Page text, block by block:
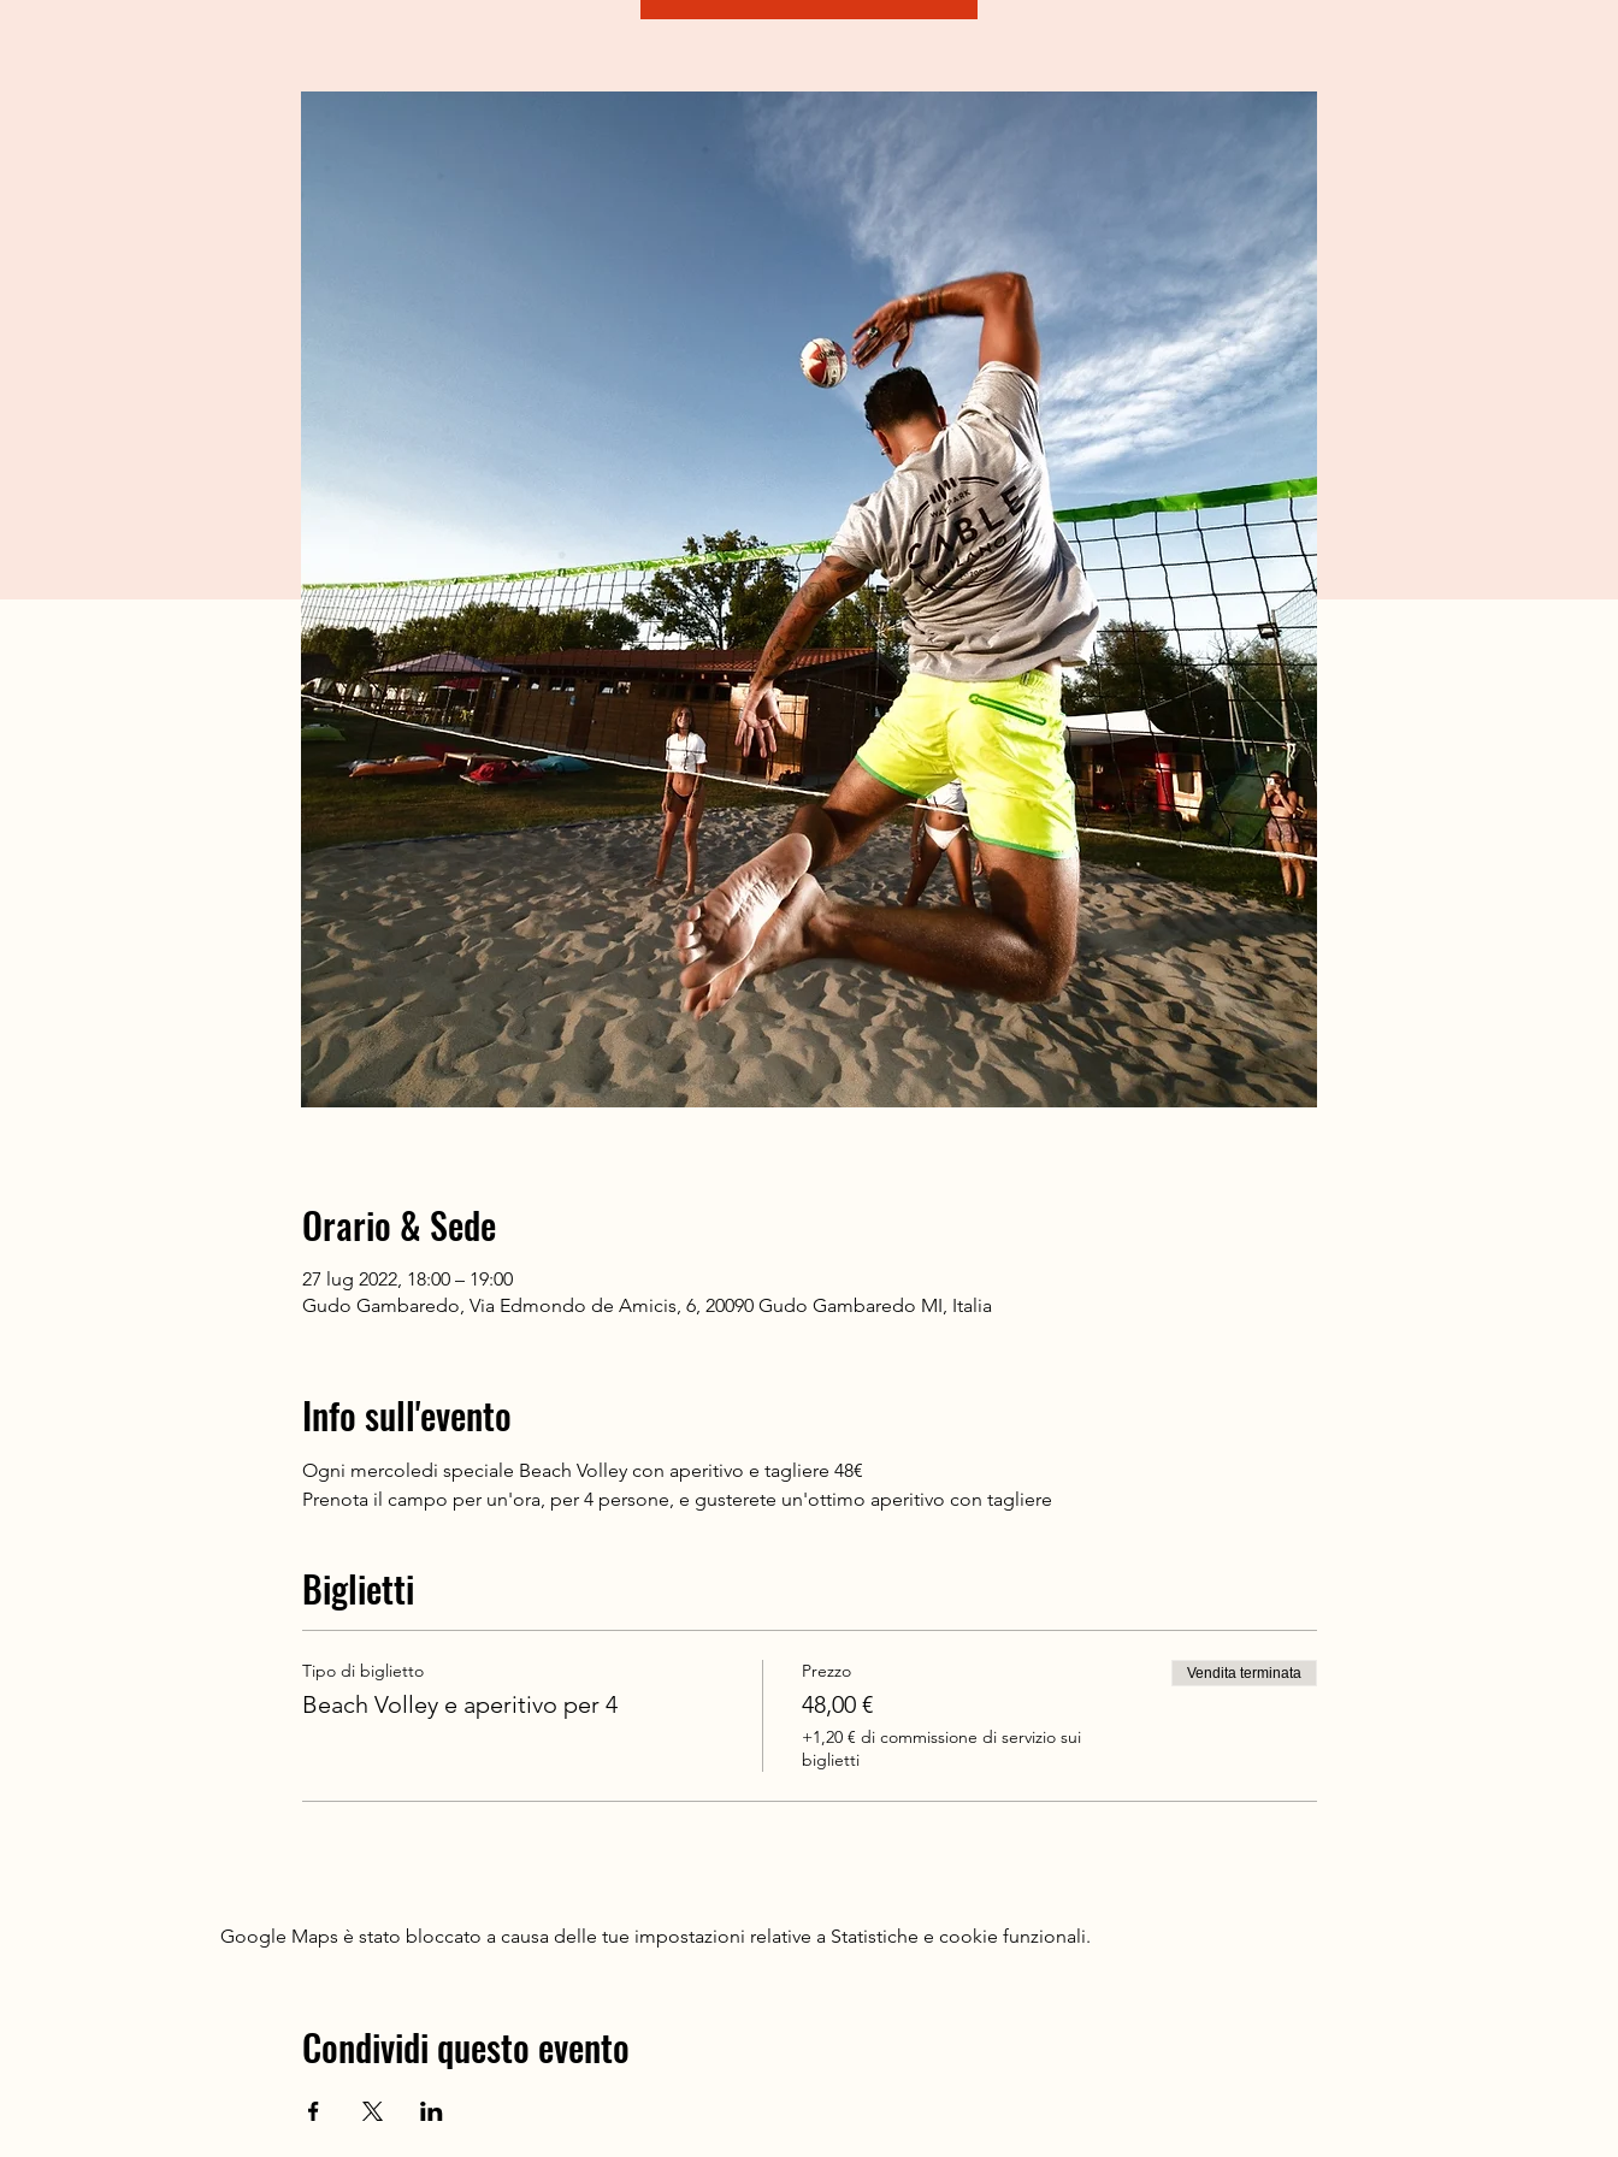
Orario & Sede
27 lug 2022, 18:00 – 19:00
Gudo Gambaredo, Via Edmondo de Amicis, 6, 20090 Gudo Gambaredo MI, Italia
Info sull'evento
Ogni mercoledi speciale Beach Volley con aperitivo e tagliere 48€
Prenota il campo per un'ora, per 4 persone, e gusterete un'ottimo aperitivo con tagliere
Biglietti
Tipo di biglietto
Beach Volley e aperitivo per 4
Prezzo
48,00 €
+1,20 € di commissione di servizio sui
biglietti
Vendita terminata
Google Maps è stato bloccato a causa delle tue impostazioni relative a Statistiche e cookie funzionali.
Condividi questo evento